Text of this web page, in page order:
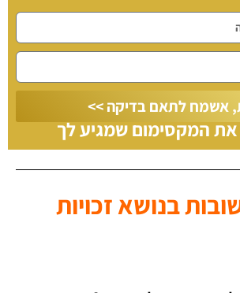
אשמח לתאם בדיקה >>
המקסימום שמגיע לך
בנושא זכויות